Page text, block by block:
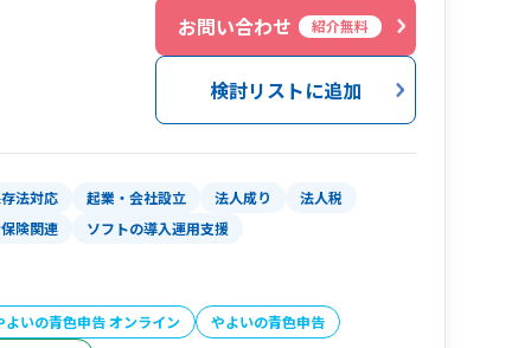
、税務・会計と人事・労務を迅速に連携しな
、雇用関係助成金の活用についてもサポート
ワンストップで支援いたします。
弥生給与 Next」などのITツールの導入支援に
の数字をわかりやすく見える化し、経営判断
お問い合わせ 紹介無料
検討リストに追加
法対応 起業・会社設立 法人成り
法人税
険関連
ソフトの導入運用支援
よいの青色申告 オンライン
やよいの青色申告